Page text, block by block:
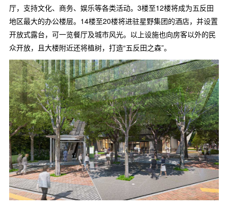
厅，支持文化、商务、娱乐等各类活动。3楼至12楼将成为五反田
地区最大的办公楼层。14楼至20楼将进驻星野集团的酒店，并设置
开放式露台，可一览餐厅及城市风光。以上设施也向房客以外的民
众开放，且大楼附近还将植树，打造“五反田之森”。